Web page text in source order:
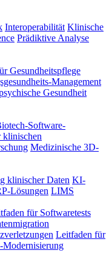
Interoperabilität Klinische
Prädiktive Analyse
Gesundheitspflege
Management
Gesundheit
Software-
Medizinische 3D-
klinischer Daten KI-
Lösungen LIMS
für Softwaretests
Leitfaden für